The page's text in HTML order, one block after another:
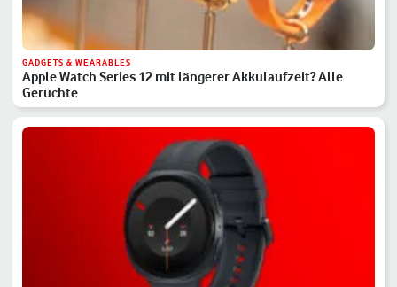
GADGETS & WEARABLES
Apple Watch Series 12 mit längerer Akkulaufzeit? Alle
Gerüchte